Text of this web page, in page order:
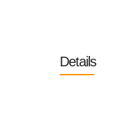
Details